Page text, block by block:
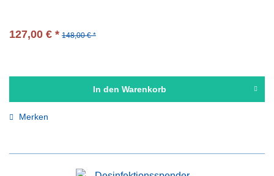
127,00 € * 148,00 € *
In den Warenkorb
Merken